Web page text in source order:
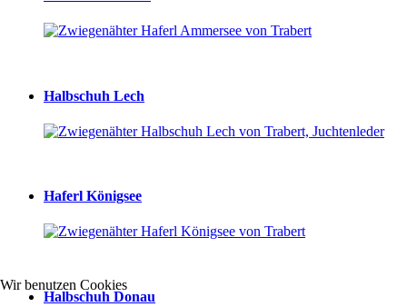
Halbschuh Lech
Haferl Königsee
Halbschuh Donau
Wir benutzen Cookies